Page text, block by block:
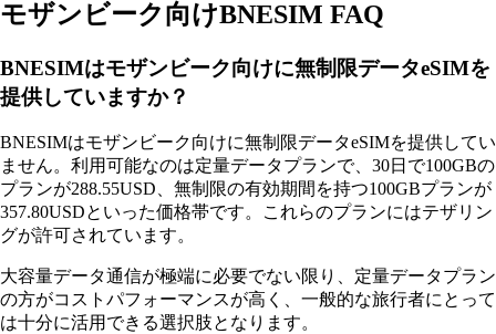
モザンビーク向けBNESIM FAQ
BNESIMはモザンビーク向けに無制限データeSIMを
提供していますか？
BNESIMはモザンビーク向けに無制限データeSIMを提供してい
ません。利用可能なのは定量データプランで、30日で100GBの
プランが288.55USD、無制限の有効期間を持つ100GBプランが
357.80USDといった価格帯です。これらのプランにはテザリン
グが許可されています。
大容量データ通信が極端に必要でない限り、定量データプラン
の方がコストパフォーマンスが高く、一般的な旅行者にとって
は十分に活用できる選択肢となります。